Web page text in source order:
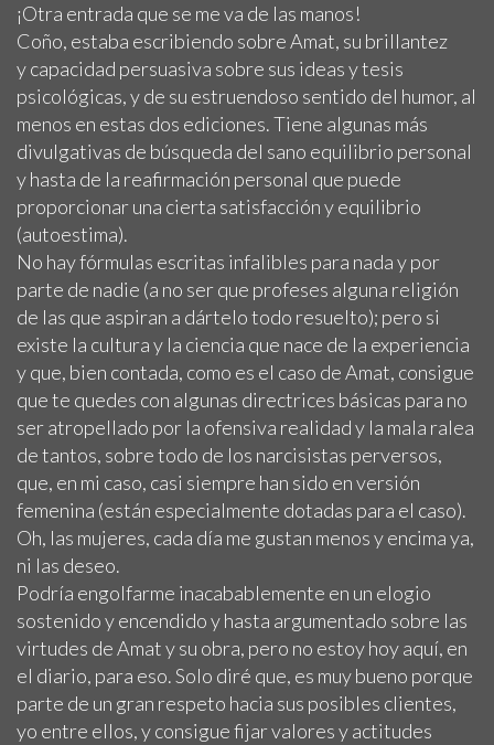
¡Otra entrada que se me va de las manos!
Coño, estaba escribiendo sobre Amat, su brillantez
y capacidad persuasiva sobre sus ideas y tesis
psicológicas, y de su estruendoso sentido del humor, al
menos en estas dos ediciones. Tiene algunas más
divulgativas de búsqueda del sano equilibrio personal
y hasta de la reafirmación personal que puede
proporcionar una cierta satisfacción y equilibrio
(autoestima).
No hay fórmulas escritas infalibles para nada y por
parte de nadie (a no ser que profeses alguna religión
de las que aspiran a dártelo todo resuelto); pero si
existe la cultura y la ciencia que nace de la experiencia
y que, bien contada, como es el caso de Amat, consigue
que te quedes con algunas directrices básicas para no
ser atropellado por la ofensiva realidad y la mala ralea
de tantos, sobre todo de los narcisistas perversos,
que, en mi caso, casi siempre han sido en versión
femenina (están especialmente dotadas para el caso).
Oh, las mujeres, cada día me gustan menos y encima ya,
ni las deseo.
Podría engolfarme inacabablemente en un elogio
sostenido y encendido y hasta argumentado sobre las
virtudes de Amat y su obra, pero no estoy hoy aquí, en
el diario, para eso. Solo diré que, es muy bueno porque
parte de un gran respeto hacia sus posibles clientes,
yo entre ellos, y consigue fijar valores y actitudes